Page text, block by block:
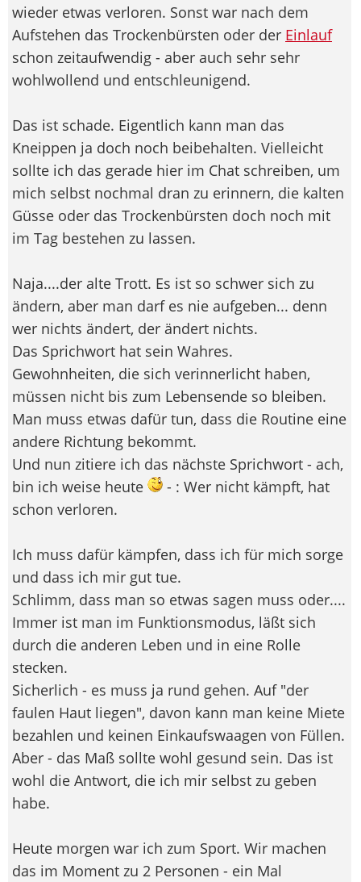
wieder etwas verloren. Sonst war nach dem
Aufstehen das Trockenbürsten oder der Einlauf
schon zeitaufwendig - aber auch sehr sehr
wohlwollend und entschleunigend.
Das ist schade. Eigentlich kann man das
Kneippen ja doch noch beibehalten. Vielleicht
sollte ich das gerade hier im Chat schreiben, um
mich selbst nochmal dran zu erinnern, die kalten
Güsse oder das Trockenbürsten doch noch mit
im Tag bestehen zu lassen.
Naja....der alte Trott. Es ist so schwer sich zu
ändern, aber man darf es nie aufgeben... denn
wer nichts ändert, der ändert nichts.
Das Sprichwort hat sein Wahres.
Gewohnheiten, die sich verinnerlicht haben,
müssen nicht bis zum Lebensende so bleiben.
Man muss etwas dafür tun, dass die Routine eine
andere Richtung bekommt.
Und nun zitiere ich das nächste Sprichwort - ach,
bin ich weise heute
- : Wer nicht kämpft, hat
schon verloren.
Ich muss dafür kämpfen, dass ich für mich sorge
und dass ich mir gut tue.
Schlimm, dass man so etwas sagen muss oder....
Immer ist man im Funktionsmodus, läßt sich
durch die anderen Leben und in eine Rolle
stecken.
Sicherlich - es muss ja rund gehen. Auf "der
faulen Haut liegen", davon kann man keine Miete
bezahlen und keinen Einkaufswaagen von Füllen.
Aber - das Maß sollte wohl gesund sein. Das ist
wohl die Antwort, die ich mir selbst zu geben
habe.
Heute morgen war ich zum Sport. Wir machen
das im Moment zu 2 Personen - ein Mal